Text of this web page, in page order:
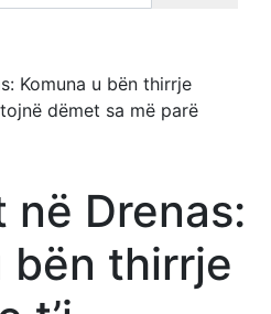
Komuna u bën thirrje
dëmet sa më parë
në Drenas:
bën thirrje